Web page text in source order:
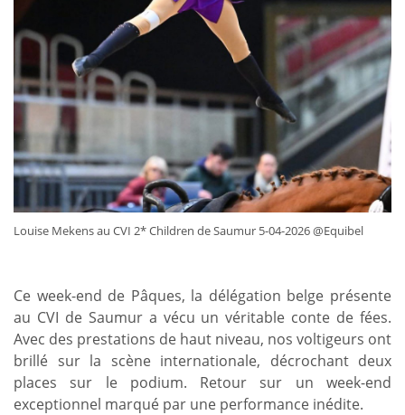
Louise Mekens au CVI 2* Children de Saumur 5-04-2026 @Equibel
Ce week-end de Pâques, la délégation belge présente
au CVI de Saumur a vécu un véritable conte de fées.
Avec des prestations de haut niveau, nos voltigeurs ont
brillé sur la scène internationale, décrochant deux
places sur le podium. Retour sur un week-end
exceptionnel marqué par une performance inédite.